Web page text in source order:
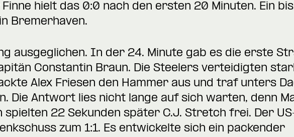
hielt das 0:0 nach den ersten 20 Minuten. Ein
Bremerhaven.
ausgeglichen. In der 24. Minute gab es die erste
Constantin Braun. Die Steelers verteidigten
Alex Friesen den Hammer aus und traf unters
Die Antwort lies nicht lange auf sich warten, denn
spielten 22 Sekunden später C.J. Stretch frei. Der
zum 1:1. Es entwickelte sich ein packender